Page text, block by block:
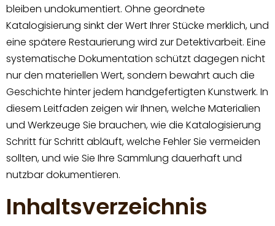
bleiben undokumentiert. Ohne geordnete
Katalogisierung sinkt der Wert Ihrer Stücke merklich, und
eine spätere Restaurierung wird zur Detektivarbeit. Eine
systematische Dokumentation schützt dagegen nicht
nur den materiellen Wert, sondern bewahrt auch die
Geschichte hinter jedem handgefertigten Kunstwerk. In
diesem Leitfaden zeigen wir Ihnen, welche Materialien
und Werkzeuge Sie brauchen, wie die Katalogisierung
Schritt für Schritt abläuft, welche Fehler Sie vermeiden
sollten, und wie Sie Ihre Sammlung dauerhaft und
nutzbar dokumentieren.
Inhaltsverzeichnis